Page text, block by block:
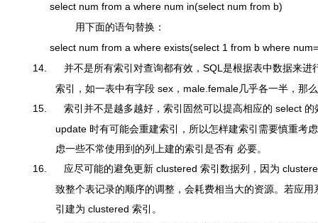
select num from a where num in(select num from b)
用下面的语句替换：
select num from a where exists(select 1 from b where num=
14.
并不是所有索引对查询都有效， SQL 是根据表中数据来进
索引，如一表中有字段 sex ， male.female几乎各一半，那
15.
索引并不是越多越好，索引固然可以提高相应的 select
update 时有可能会重建索引，所以怎样建索引需要慎重考
虑一些不常使用到的列上建的索引是否有 必要。
16.
应尽可能的避免更新 clustered 索引数据列，因为
致整个表记录的顺序的调整，会耗费相当大的资源。 若应用
引建为 clustered 索引。